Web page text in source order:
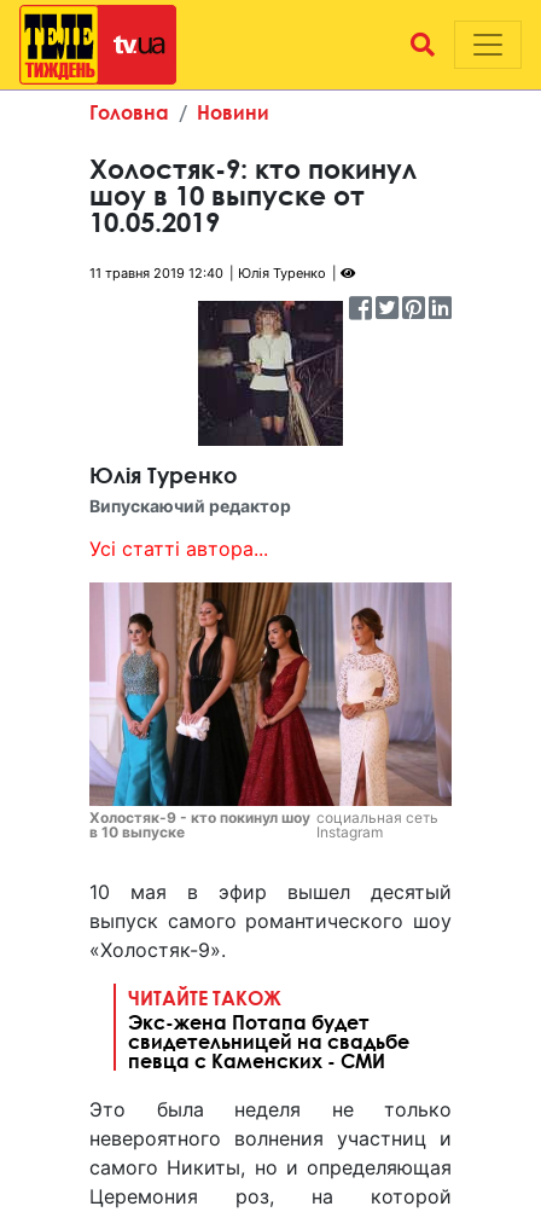
Головна Новини
Холостяк-9: кто покинул
шоу в 10 выпуске от
10.05.2019
11 травня 2019 12:40 Юлія Туренко
Юлія Туренко
Випускаючий редактор
Усі статті автора...
Холостяк-9 - кто покинул шоу
в 10 выпуске
социальная сеть
Instagram
10 мая в эфир вышел десятый
выпуск самого романтического шоу
«Холостяк-9».
ЧИТАЙТЕ ТАКОЖ
Экс-жена Потапа будет
свидетельницей на свадьбе
певца с Каменских - СМИ
Это была неделя не только
невероятного волнения участниц и
самого Никиты, но и определяющая
Церемония роз, на которой